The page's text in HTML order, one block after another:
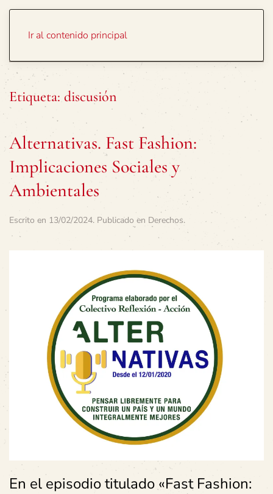
Ir al contenido principal
Etiqueta: discusión
Alternativas. Fast Fashion:
Implicaciones Sociales y
Ambientales
Escrito en 13/02/2024. Publicado en Derechos.
En el episodio titulado «Fast Fashion: